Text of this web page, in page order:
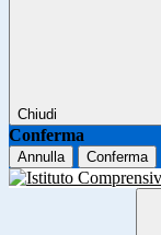
Chiudi
Conferma
Annulla Conferma